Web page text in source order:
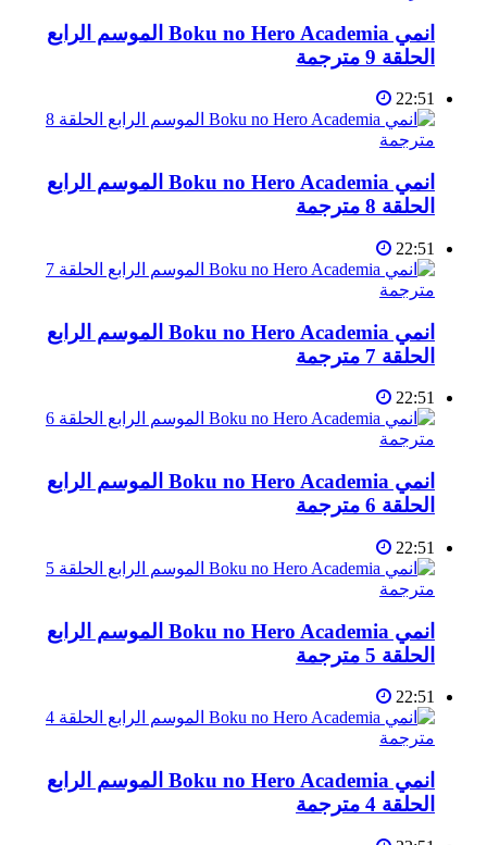
انمي Boku no Hero Academia الموسم الرابع
الحلقة 9 مترجمة
22:51
انمي Boku no Hero Academia الموسم الرابع
الحلقة 8 مترجمة
22:51
انمي Boku no Hero Academia الموسم الرابع
الحلقة 7 مترجمة
22:51
انمي Boku no Hero Academia الموسم الرابع
الحلقة 6 مترجمة
22:51
انمي Boku no Hero Academia الموسم الرابع
الحلقة 5 مترجمة
22:51
انمي Boku no Hero Academia الموسم الرابع
الحلقة 4 مترجمة